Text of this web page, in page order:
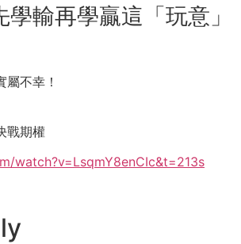
學輸再學贏這「玩意
不幸！
戰期權
watch?v=LsqmY8enCIc&t=213s